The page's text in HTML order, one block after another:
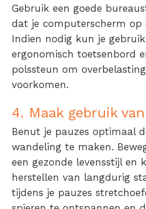
Gebruik een goede
dat je computerscherm op
Indien nodig kun je
ergonomisch toetsenbord
polssteun om
voorkomen.
4. Maak gebruik
Benut je pauzes optimaal
wandeling te maken.
een gezonde levensstijl en
herstellen van langdurig
tijdens je pauzes